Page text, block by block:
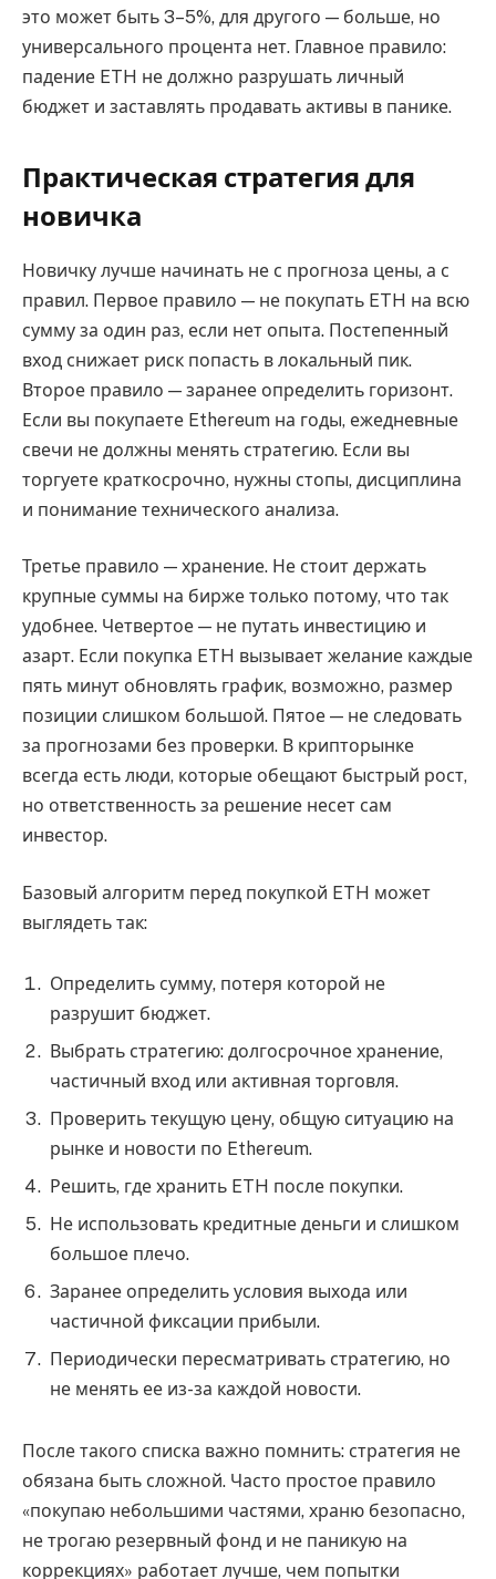
это может быть 3–5%, для другого — больше, но
универсального процента нет. Главное правило:
падение ETH не должно разрушать личный
бюджет и заставлять продавать активы в панике.
Практическая стратегия для
новичка
Новичку лучше начинать не с прогноза цены, а с
правил. Первое правило — не покупать ETH на всю
сумму за один раз, если нет опыта. Постепенный
вход снижает риск попасть в локальный пик.
Второе правило — заранее определить горизонт.
Если вы покупаете Ethereum на годы, ежедневные
свечи не должны менять стратегию. Если вы
торгуете краткосрочно, нужны стопы, дисциплина
и понимание технического анализа.
Третье правило — хранение. Не стоит держать
крупные суммы на бирже только потому, что так
удобнее. Четвертое — не путать инвестицию и
азарт. Если покупка ETH вызывает желание каждые
пять минут обновлять график, возможно, размер
позиции слишком большой. Пятое — не следовать
за прогнозами без проверки. В крипторынке
всегда есть люди, которые обещают быстрый рост,
но ответственность за решение несет сам
инвестор.
Базовый алгоритм перед покупкой ETH может
выглядеть так:
Определить сумму, потеря которой не
разрушит бюджет.
Выбрать стратегию: долгосрочное хранение,
частичный вход или активная торговля.
Проверить текущую цену, общую ситуацию на
рынке и новости по Ethereum.
Решить, где хранить ETH после покупки.
Не использовать кредитные деньги и слишком
большое плечо.
Заранее определить условия выхода или
частичной фиксации прибыли.
Периодически пересматривать стратегию, но
не менять ее из-за каждой новости.
После такого списка важно помнить: стратегия не
обязана быть сложной. Часто простое правило
«покупаю небольшими частями, храню безопасно,
не трогаю резервный фонд и не паникую на
коррекциях» работает лучше, чем попытки